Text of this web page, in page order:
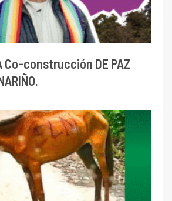
Co-construcción DE PAZ